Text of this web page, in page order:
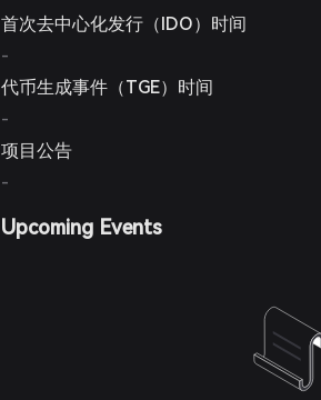
首次去中心化发行（IDO）时间
-
代币生成事件（TGE）时间
-
项目公告
-
Upcoming Events